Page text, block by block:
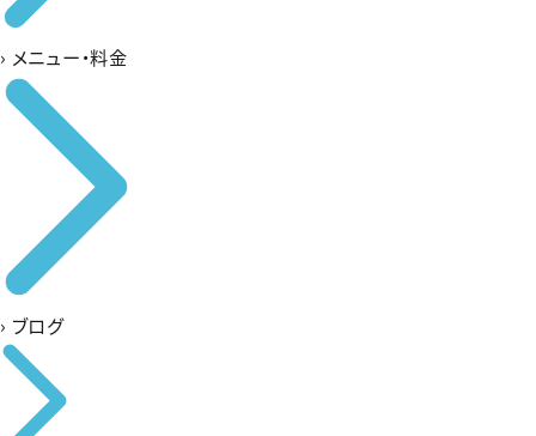
› メニュー・料金
› ブログ